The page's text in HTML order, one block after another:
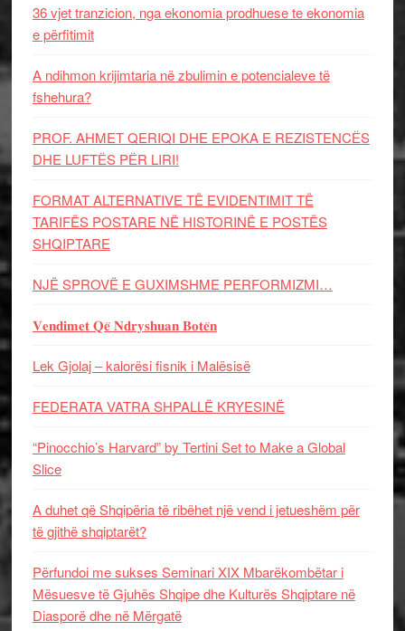
36 vjet tranzicion, nga ekonomia prodhuese te ekonomia
e përfitimit
A ndihmon krijimtaria në zbulimin e potencialeve të
fshehura?
PROF. AHMET QERIQI DHE EPOKA E REZISTENCЁS
DHE LUFTЁS PЁR LIRI!
FORMAT ALTERNATIVE TË EVIDENTIMIT TË
TARIFËS POSTARE NË HISTORINË E POSTËS
SHQIPTARE
NJË SPROVË E GUXIMSHME PERFORMIZMI…
𝐕𝐞𝐧𝐝𝐢𝐦𝐞𝐭 𝐐𝐞̈ 𝐍𝐝𝐫𝐲𝐬𝐡𝐮𝐚𝐧 𝐁𝐨𝐭𝐞̈𝐧
Lek Gjolaj – kalorësi fisnik i Malësisë
FEDERATA VATRA SHPALLË KRYESINË
“Pinocchio’s Harvard” by Tertini Set to Make a Global
Slice
A duhet që Shqipëria të ribëhet një vend i jetueshëm për
të gjithë shqiptarët?
Përfundoi me sukses Seminari XIX Mbarëkombëtar i
Mësuesve të Gjuhës Shqipe dhe Kulturës Shqiptare në
Diasporë dhe në Mërgatë